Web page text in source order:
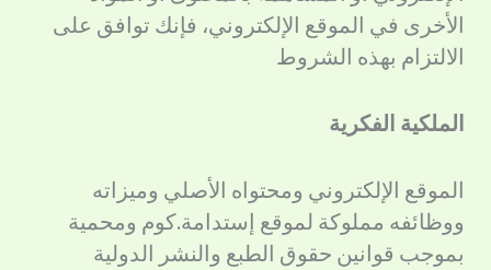
الأخرى في الموقع الإلكتروني، فإنك توافق على
الالتزام بهذه الشروط
الملكية الفكرية
الموقع الإلكتروني ومحتواه الأصلي وميزاته
ووظائفه مملوكة لموقع إستدامة.كوم ومحمية
بموجب قوانين حقوق الطبع والنشر الدولية